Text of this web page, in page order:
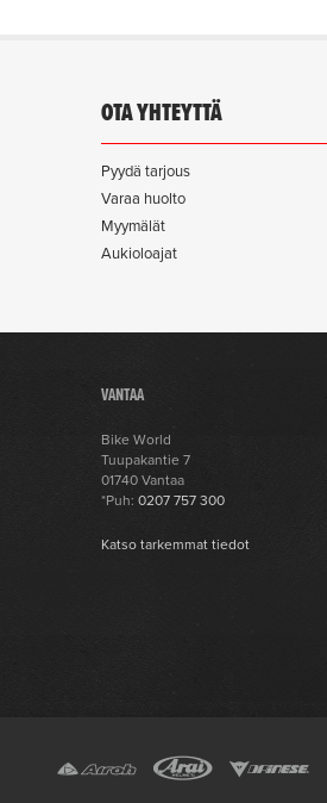
OTA YHTEYTTÄ
Pyydä tarjous
Varaa huolto
Myymälät
Aukioloajat
VANTAA
Bike World
Tuupakantie 7
01740 Vantaa
*Puh: 0207 757 300
Katso tarkemmat tiedot